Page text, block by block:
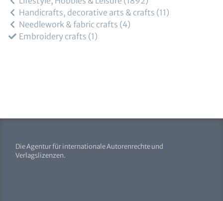
Handicrafts, decorative arts & crafts 11
Needlework & fabric crafts 4
Embroidery crafts 1
Die Agentur für internationale Autorenrechte und
Verlagslizenzen.